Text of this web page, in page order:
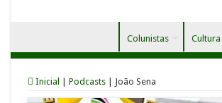
Colunistas Cultura
Inicial Podcasts João Sena